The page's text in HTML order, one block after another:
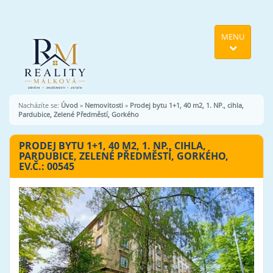
MENU
Nacházíte se: Úvod » Nemovitosti » Prodej bytu 1+1, 40 m2, 1. NP., cihla,
Pardubice, Zelené Předměstí, Gorkého
PRODEJ BYTU 1+1, 40 M2, 1. NP., CIHLA,
PARDUBICE, ZELENÉ PŘEDMĚSTÍ, GORKÉHO,
EV.Č.: 00545